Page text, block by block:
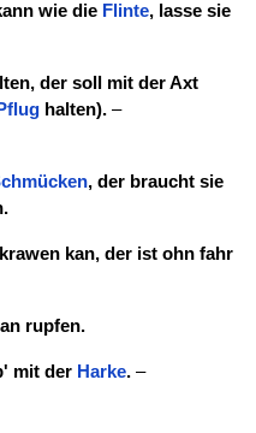
wie die Flinte, lasse sie
der soll mit der Axt
Pflughalten).–
, der braucht sie
kan, der ist ohn fahr
rupfen.
mit der Harke.–